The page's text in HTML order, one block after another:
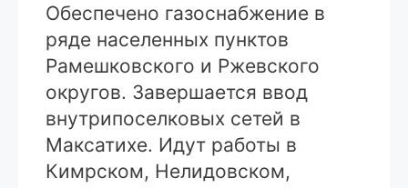
Обеспечено газоснабжение в
ряде населенных пунктов
Рамешковского и Ржевского
округов. Завершается ввод
внутрипоселковых сетей в
Максатихе. Идут работы в
Кимрском, Нелидовском,